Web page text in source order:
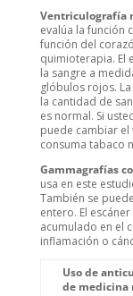
Ventriculografía
evalúa la función
función del
quimioterapia. El
la sangre a
glóbulos rojos.
la cantidad de
es normal. Si
puede cambiar
consuma tabaco
Gammagrafías
usa en este
También se
entero. El
acumulado en el
inflamación o
Uso de
de medicina